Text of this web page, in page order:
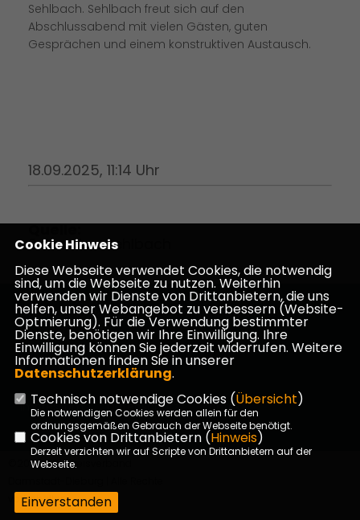
Sehlbach. Sehlbach freut sich auf den
Abschlussabend mit vielen Gästen, guten
Gesprächen und einem konstruktiven Austausch.
18.09.2025, 11:14 Uhr
Quelle:
Sebastian Sehlbach
Homepage des CDU Kreisverbandes Darmstadt-
Dieburg
Impressum Datenschutz Kontakt
©2026 CDU Kreisverband
vorbehalten.
Cookie Hinweis
Diese Webseite verwendet Cookies, die notwendig
sind, um die Webseite zu nutzen. Weiterhin
verwenden wir Dienste von Drittanbietern, die uns
helfen, unser Webangebot zu verbessern (Website-
Optmierung). Für die Verwendung bestimmter
Dienste, benötigen wir Ihre Einwilligung. Ihre
Einwilligung können Sie jederzeit widerrufen. Weitere
Informationen finden Sie in unserer
Datenschutzerklärung.
Technisch notwendige Cookies (Übersicht)
Die notwendigen Cookies werden allein für den
ordnungsgemäßen Gebrauch der Webseite benötigt.
Cookies von Drittanbietern (Hinweis)
Derzeit verzichten wir auf Scripte von Drittanbietern auf der
Webseite.
Einverstanden